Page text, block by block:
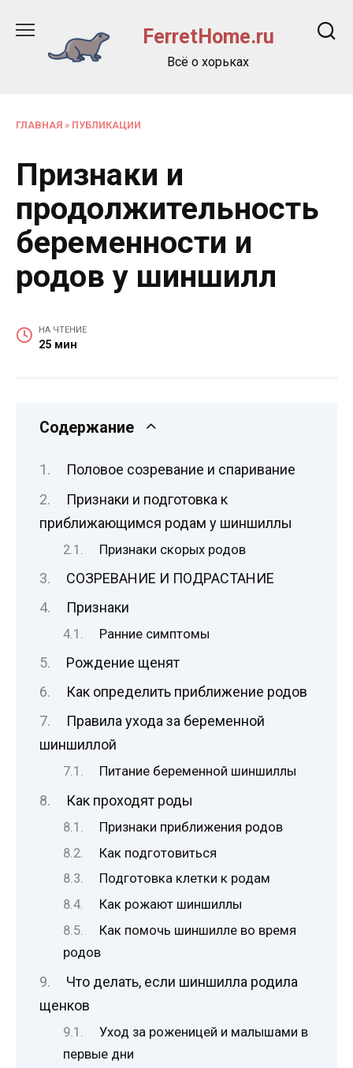
содержанию
FerretHome.ru
Всё о хорьках
ГЛАВНАЯ » ПУБЛИКАЦИИ
Признаки и
продолжительность
беременности и
родов у шиншилл
НА ЧТЕНИЕ
25 мин
Содержание
Половое созревание и спаривание
Признаки и подготовка к
приближающимся родам у шиншиллы
Признаки скорых родов
СОЗРЕВАНИЕ И ПОДРАСТАНИЕ
Признаки
Ранние симптомы
Рождение щенят
Как определить приближение родов
Правила ухода за беременной
шиншиллой
Питание беременной шиншиллы
Как проходят роды
Признаки приближения родов
Как подготовиться
Подготовка клетки к родам
Как рожают шиншиллы
Как помочь шиншилле во время
родов
Что делать, если шиншилла родила
щенков
Уход за роженицей и малышами в
первые дни